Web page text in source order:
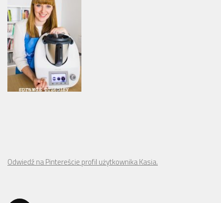
Odwiedź na Pintereście profil użytkownika Kasia.